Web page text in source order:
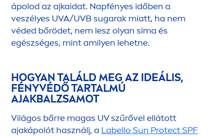
ápolod az ajkaidat. Napfényes időben a
veszélyes UVA/UVB sugarak miatt, ha nem
véded bőrödet, nem lesz olyan sima és
egészséges, mint amilyen lehetne.
HOGYAN TALÁLD MEG AZ IDEÁLIS,
FÉNYVÉDŐ TARTALMÚ
AJAKBALZSAMOT
Világos bőrre magas UV szűrővel ellátott
ajakápolót használj, a Labello Sun ProtectSPF